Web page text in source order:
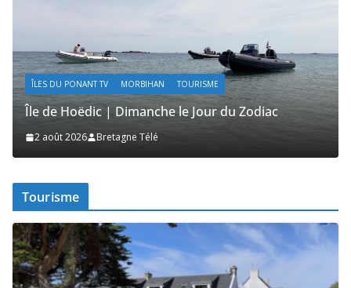
ÎLES DU PONANT TV MORBIHAN TOURISME
Île de Hoëdic | Dimanche le Jour du Zodiac
2 août 2026 Bretagne Télé
Tourisme